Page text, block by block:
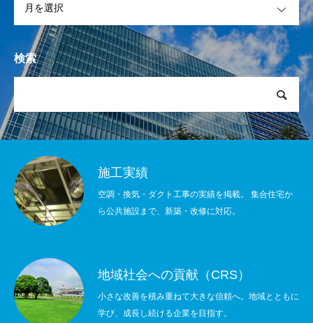
検索
施工実績
空調・換気・ダクト工事の実績を掲載。 集合住宅か
ら公共施設まで、新築・改修に対応。
地域社会への貢献（CRS）
小さな改善を積み重ねて大きな信頼へ。地域とともに
学び、成長し続ける企業を目指す。